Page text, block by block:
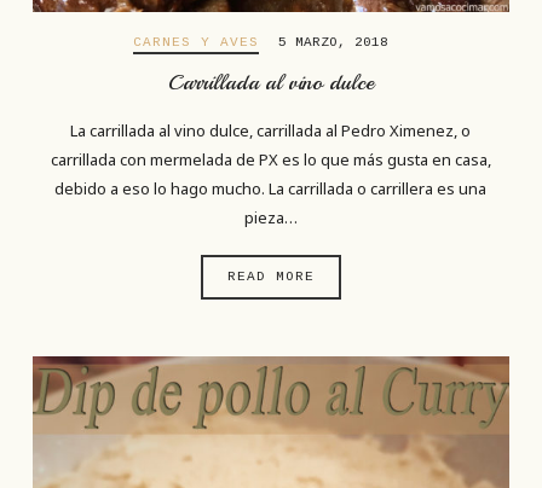
CARNES Y AVES 5 MARZO, 2018
Carrillada al vino dulce
La carrillada al vino dulce, carrillada al Pedro Ximenez, o
carrillada con mermelada de PX es lo que más gusta en casa,
debido a eso lo hago mucho. La carrillada o carrillera es una
pieza…
READ MORE